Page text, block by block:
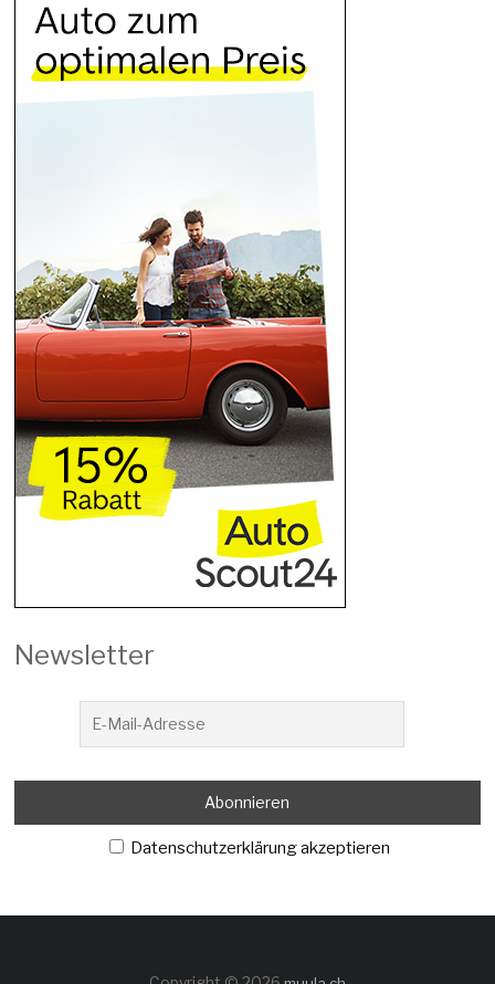
Newsletter
Datenschutzerklärung akzeptieren